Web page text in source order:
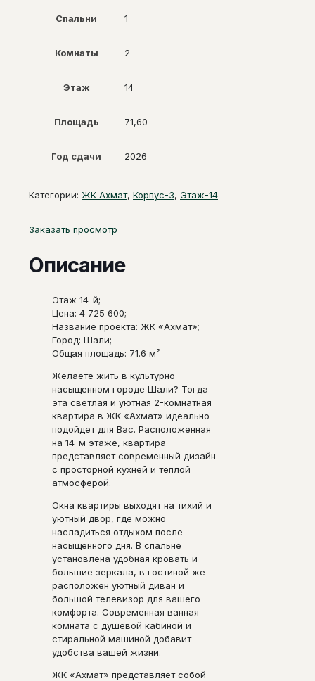
Спальни 1
Комнаты 2
Этаж 14
Площадь 71,60
Год сдачи 2026
Категории: ЖК Ахмат, Корпус-3, Этаж-14
Заказать просмотр
Описание
Этаж 14-й;
Цена: 4 725 600;
Название проекта: ЖК «Ахмат»;
Город: Шали;
Общая площадь: 71.6 м²
Желаете жить в культурно
насыщенном городе Шали? Тогда
эта светлая и уютная 2-комнатная
квартира в ЖК «Ахмат» идеально
подойдет для Вас. Расположенная
на 14-м этаже, квартира
представляет современный дизайн
с просторной кухней и теплой
атмосферой.
Окна квартиры выходят на тихий и
уютный двор, где можно
насладиться отдыхом после
насыщенного дня. В спальне
установлена удобная кровать и
большие зеркала, в гостиной же
расположен уютный диван и
большой телевизор для вашего
комфорта. Современная ванная
комната с душевой кабиной и
стиральной машиной добавит
удобства вашей жизни.
ЖК «Ахмат» представляет собой